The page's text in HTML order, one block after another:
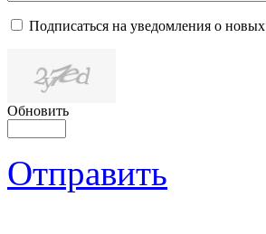
Подписаться на уведомления о
Обновить
Отправить